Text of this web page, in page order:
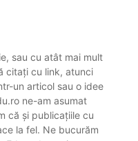
sau cu atât mai mult
citați cu link, atunci
un articol sau o idee
ne-am asumat
că și publicațiile cu
la fel. Ne bucurăm